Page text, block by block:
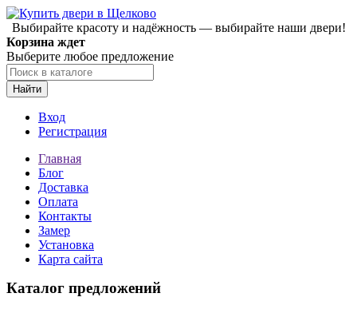
Выбирайте красоту и надёжность — выбирайте наши двери!
Корзина ждет
Выберите любое предложение
Найти
Вход
Регистрация
Главная
Блог
Доставка
Оплата
Контакты
Замер
Установка
Карта сайта
Каталог предложений